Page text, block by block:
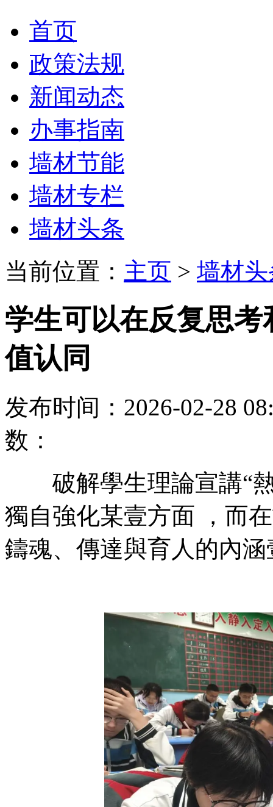
首页
政策法规
新闻动态
办事指南
墙材节能
墙材专栏
墙材头条
当前位置： 主页 > 墙材
学生可以在反复思
值认同
发布时间：2026-02-28
数：
破解學生理論宣講“熱
獨自強化某壹方面 ，
鑄魂、傳達與育人的內涵壹